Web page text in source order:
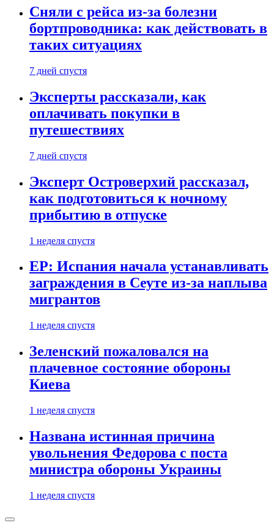
Сняли с рейса из-за болезни
бортпроводника: как действовать в
таких ситуациях
7 дней спустя
Эксперты рассказали, как
оплачивать покупки в
путешествиях
7 дней спустя
Эксперт Островерхий рассказал,
как подготовиться к ночному
прибытию в отпуске
1 неделя спустя
EP: Испания начала устанавливать
заграждения в Сеуте из-за наплыва
мигрантов
1 неделя спустя
Зеленский пожаловался на
плачевное состояние обороны
Киева
1 неделя спустя
Названа истинная причина
увольнения Федорова с поста
министра обороны Украины
1 неделя спустя